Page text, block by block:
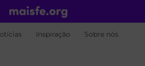
Inspiração Sobre nós